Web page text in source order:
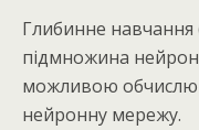
Глибинне
підмножина
можливою
нейронну мережу.